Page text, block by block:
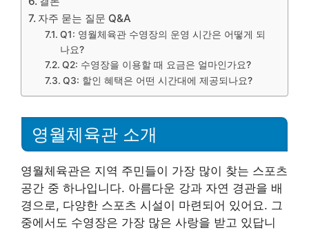
자주 묻는 질문 Q&A
Q1: 영월체육관 수영장의 운영 시간은 어떻게 되
나요?
Q2: 수영장을 이용할 때 요금은 얼마인가요?
Q3: 할인 혜택은 어떤 시간대에 제공되나요?
영월체육관 소개
영월체육관은 지역 주민들이 가장 많이 찾는 스포츠
공간 중 하나입니다. 아름다운 강과 자연 경관을 배
경으로, 다양한 스포츠 시설이 마련되어 있어요. 그
중에서도 수영장은 가장 많은 사랑을 받고 있답니